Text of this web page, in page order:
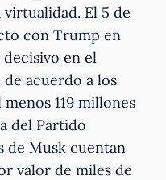
El 5 de
con Trump en
decisivo en el
acuerdo a los
119 millones
del Partido
de Musk cuentan
valor de miles de